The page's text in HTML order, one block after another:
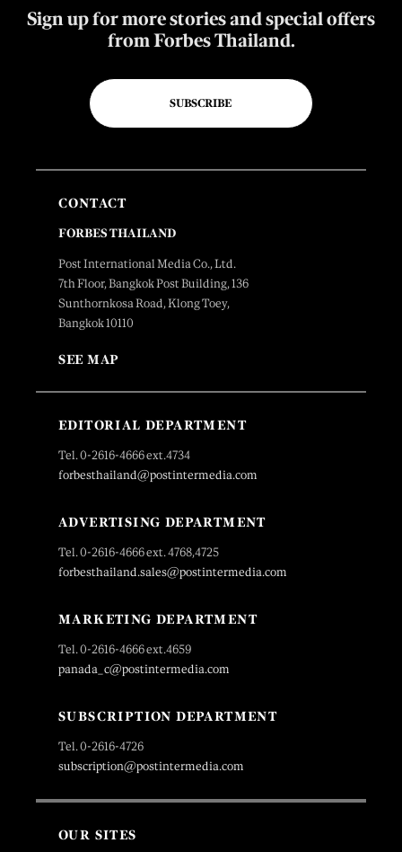
Sign up for more stories and special offers
from Forbes Thailand.
SUBSCRIBE
CONTACT
FORBES THAILAND
Post International Media Co., Ltd.
7th Floor, Bangkok Post Building, 136
Sunthornkosa Road, Klong Toey,
Bangkok 10110
SEE MAP
EDITORIAL DEPARTMENT
Tel. 0-2616-4666 ext.4734
forbesthailand@postintermedia.com
ADVERTISING DEPARTMENT
Tel. 0-2616-4666 ext. 4768,4725
forbesthailand.sales@postintermedia.com
MARKETING DEPARTMENT
Tel. 0-2616-4666 ext.4659
panada_c@postintermedia.com
SUBSCRIPTION DEPARTMENT
Tel. 0-2616-4726
subscription@postintermedia.com
OUR SITES